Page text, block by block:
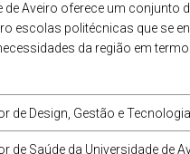
de Aveiro oferece um
escolas politécnicas que se
da região em
de Design, Gestão e
de Saúde da Universidade de